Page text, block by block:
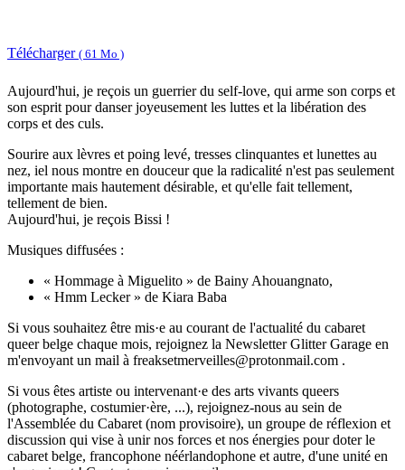
Télécharger ( 61 Mo )
Aujourd'hui, je reçois un guerrier du self-love, qui arme son corps et
son esprit pour danser joyeusement les luttes et la libération des
corps et des culs.
Sourire aux lèvres et poing levé, tresses clinquantes et lunettes au
nez, iel nous montre en douceur que la radicalité n'est pas seulement
importante mais hautement désirable, et qu'elle fait tellement,
tellement de bien.
Aujourd'hui, je reçois Bissi !
Musiques diffusées :
« Hommage à Miguelito » de Bainy Ahouangnato,
« Hmm Lecker » de Kiara Baba
Si vous souhaitez être mis·e au courant de l'actualité du cabaret
queer belge chaque mois, rejoignez la Newsletter Glitter Garage en
m'envoyant un mail à freaksetmerveilles@protonmail.com .
Si vous êtes artiste ou intervenant·e des arts vivants queers
(photographe, costumier·ère, ...), rejoignez-nous au sein de
l'Assemblée du Cabaret (nom provisoire), un groupe de réflexion et
discussion qui vise à unir nos forces et nos énergies pour doter le
cabaret belge, francophone néérlandophone et autre, d'une unité en